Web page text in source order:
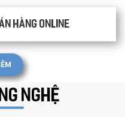
hàng Online
NGHỆ